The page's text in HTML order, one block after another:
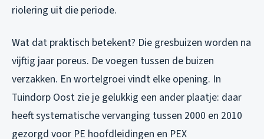
riolering uit die periode.
Wat dat praktisch betekent? Die gresbuizen worden na
vijftig jaar poreus. De voegen tussen de buizen
verzakken. En wortelgroei vindt elke opening. In
Tuindorp Oost zie je gelukkig een ander plaatje: daar
heeft systematische vervanging tussen 2000 en 2010
gezorgd voor PE hoofdleidingen en PEX